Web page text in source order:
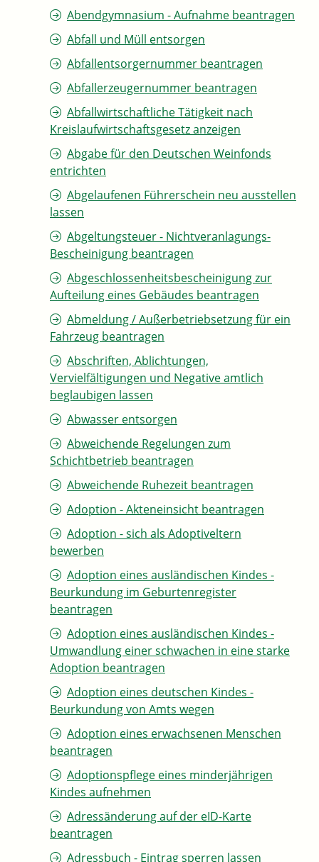
Abendgymnasium - Aufnahme beantragen
Abfall und Müll entsorgen
Abfallentsorgernummer beantragen
Abfallerzeugernummer beantragen
Abfallwirtschaftliche Tätigkeit nach
Kreislaufwirtschaftsgesetz anzeigen
Abgabe für den Deutschen Weinfonds
entrichten
Abgelaufenen Führerschein neu ausstellen
lassen
Abgeltungsteuer - Nichtveranlagungs-
Bescheinigung beantragen
Abgeschlossenheitsbescheinigung zur
Aufteilung eines Gebäudes beantragen
Abmeldung / Außerbetriebsetzung für ein
Fahrzeug beantragen
Abschriften, Ablichtungen,
Vervielfältigungen und Negative amtlich
beglaubigen lassen
Abwasser entsorgen
Abweichende Regelungen zum
Schichtbetrieb beantragen
Abweichende Ruhezeit beantragen
Adoption - Akteneinsicht beantragen
Adoption - sich als Adoptiveltern
bewerben
Adoption eines ausländischen Kindes -
Beurkundung im Geburtenregister
beantragen
Adoption eines ausländischen Kindes -
Umwandlung einer schwachen in eine starke
Adoption beantragen
Adoption eines deutschen Kindes -
Beurkundung von Amts wegen
Adoption eines erwachsenen Menschen
beantragen
Adoptionspflege eines minderjährigen
Kindes aufnehmen
Adressänderung auf der eID-Karte
beantragen
Adressbuch - Eintrag sperren lassen